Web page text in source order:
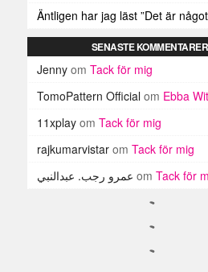
SENASTE KOMMENTARER
Jenny om Tack för mig
TomoPattern Official om Ebba Witt-Brattström
11xplay om Tack för mig
rajkumarvistar om Tack för mig
عمرو رجب. عبدالنبي om Tack för